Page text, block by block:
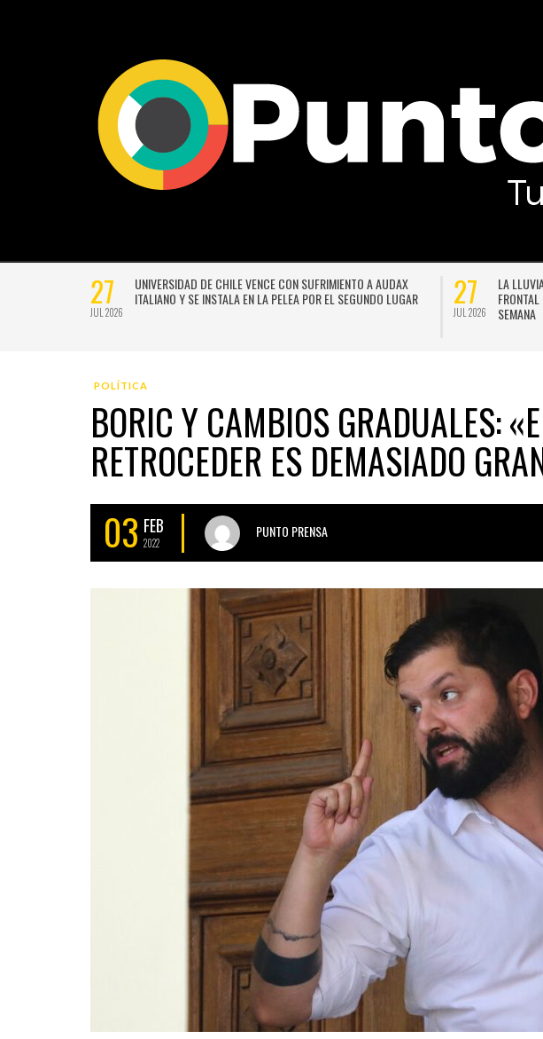
27
JUL 2026
UNIVERSIDAD DE CHILE VENCE CON SUFRIMIENTO A AUDAX
ITALIANO Y SE INSTALA EN LA PELEA POR EL SEGUNDO LUGAR
27
JUL 2026
LA
SEMANA
POLÍTICA
BORIC Y CAMBIOS GRADUALES:
RETROCEDER ES DEMASIADO
03 FEB
2022
PUNTO PRENSA